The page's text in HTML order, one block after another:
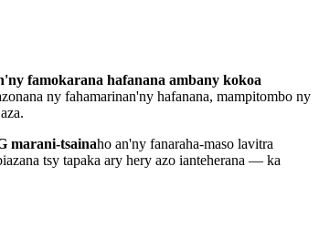
famokarana hafanana ambany kokoa
ny fahamarinan'ny hafanana, mampitombo ny
marani-tsainaho an'ny fanaraha-maso lavitra
tsy tapaka ary hery azo ianteherana — ka